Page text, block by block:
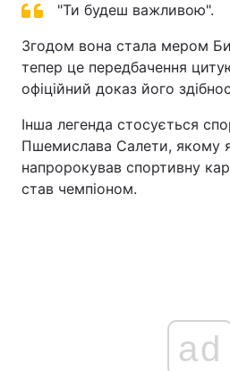
"Ти будеш важливою".
Згодом вона стала мером
тепер це передбачення
офіційний доказ його
Інша легенда стосується
Пшемислава Салети, якому
напророкував спортивну
став чемпіоном.
ad